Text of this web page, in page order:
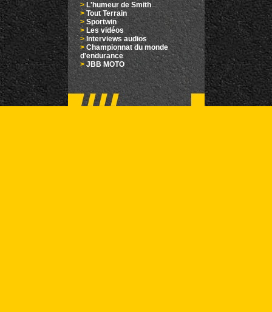
>L'humeur de Smith
> Tout Terrain
> Sportwin
> Les vidéos
> Interviews audios
>Championnat du monde
d'endurance
> JBB MOTO